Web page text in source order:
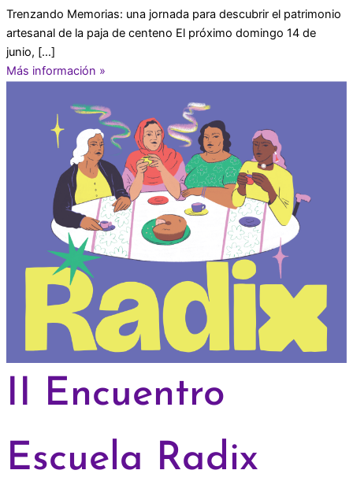
Trenzando Memorias: una jornada para descubrir el patrimonio
artesanal de la paja de centeno El próximo domingo 14 de
junio, […]
Más información »
II Encuentro
Escuela Radix